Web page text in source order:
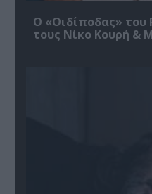
O «Οιδίποδας»
τους Νίκο Κουρή &